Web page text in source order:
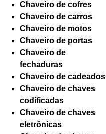
Chaveiro de cofres
Chaveiro de carros
Chaveiro de motos
Chaveiro de portas
Chaveiro de
fechaduras
Chaveiro de cadeados
Chaveiro de chaves
codificadas
Chaveiro de chaves
eletrônicas